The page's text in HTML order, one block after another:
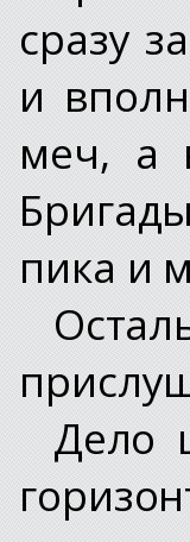
сразу
и
меч, а
пика и
Дело